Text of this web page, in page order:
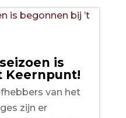
is
Keernpunt!
van het
zijn er